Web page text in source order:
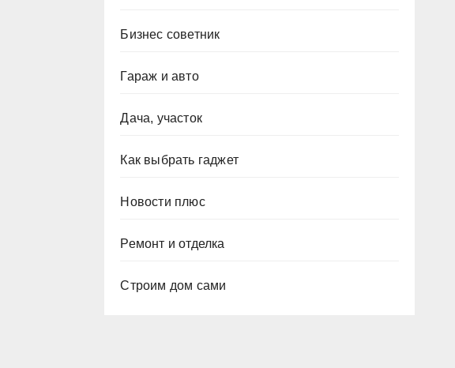
Бизнес советник
Гараж и авто
Дача, участок
Как выбрать гаджет
Новости плюс
Ремонт и отделка
Строим дом сами